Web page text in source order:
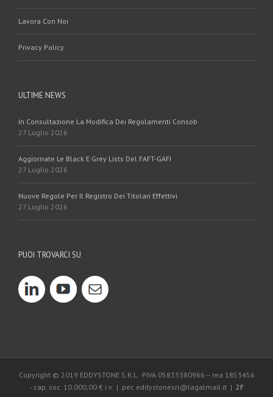
Lavora Con Noi
Privacy Policy
ULTIME NEWS
In Consultazione La Modifica Dei Regolamenti Consob
27 Luglio 2026
Aggiornate Le Black E Grey Lists Del FAFT-GAFI
27 Luglio 2026
Nuove Regole Per Il Registro Dei Titolari Effettivi
27 Luglio 2026
PUOI TROVARCI SU
Copyright © 2019 EDDYSTONE S.R.L. PIVA 05833380966 – rea 1853456
- cap. soc. 10.000,00 € i.v. | pec eddystonesrl@lagalmail.it | 2F